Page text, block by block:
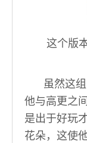
这个版
虽然这
他与高更之
是出于好玩
花朵，这使